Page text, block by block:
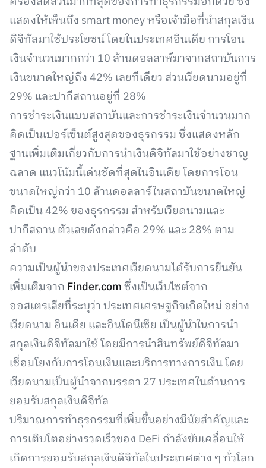
แสดงให้เห็นถึง smart money หรือเจ้ามือที่นำสกุลเงิน
ดิจิทัลมาใช้ประโยชน์ โดยในประเทศอินเดีย การโอน
เงินจำนวนมากกว่า 10 ล้านดอลลาห์มาจากสถาบันการ
เงินขนาดใหญ่ถึง 42% เลยทีเดียว ส่วนเวียดนามอยู่ที่
29% และปากีสถานอยู่ที่ 28%
การชำระเงินแบบสถาบันและการชำระเงินจำนวนมาก
คิดเป็นเปอร์เซ็นต์สูงสุดของธุรกรรม ซึ่งแสดงหลัก
ฐานเพิ่มเติมเกี่ยวกับการนำเงินดิจิทัลมาใช้อย่างชาญ
ฉลาด แนวโน้มนี้เด่นชัดที่สุดในอินเดีย โดยการโอน
ขนาดใหญ่กว่า 10 ล้านดอลลาร์ในสถาบันขนาดใหญ่
คิดเป็น 42% ของธุรกรรม สำหรับเวียดนามและ
ปากีสถาน ตัวเลขดังกล่าวคือ 29% และ 28% ตาม
ลำดับ
ความเป็นผู้นำของประเทศเวียดนามได้รับการยืนยัน
เพิ่มเติมจาก Finder.comซึ่งเป็นเว็บไซต์จาก
ออสเตรเลียที่ระบุว่า ประเทศเศรษฐกิจเกิดใหม่ อย่าง
เวียดนาม อินเดีย และอินโดนีเซีย เป็นผู้นำในการนำ
สกุลเงินดิจิทัลมาใช้ โดยมีการนำสินทรัพย์ดิจิทัลมา
เชื่อมโยงกับการโอนเงินและบริการทางการเงิน โดย
เวียดนามเป็นผู้นำจากบรรดา 27 ประเทศในด้านการ
ยอมรับสกุลเงินดิจิทัล
ปริมาณการทำธุรกรรมที่เพิ่มขึ้นอย่างมีนัยสำคัญและ
การเติบโตอย่างรวดเร็วของ DeFi กำลังขับเคลื่อนให้
เกิดการยอมรับสกุลเงินดิจิทัลในประเทศต่าง ๆ ทั่วโลก